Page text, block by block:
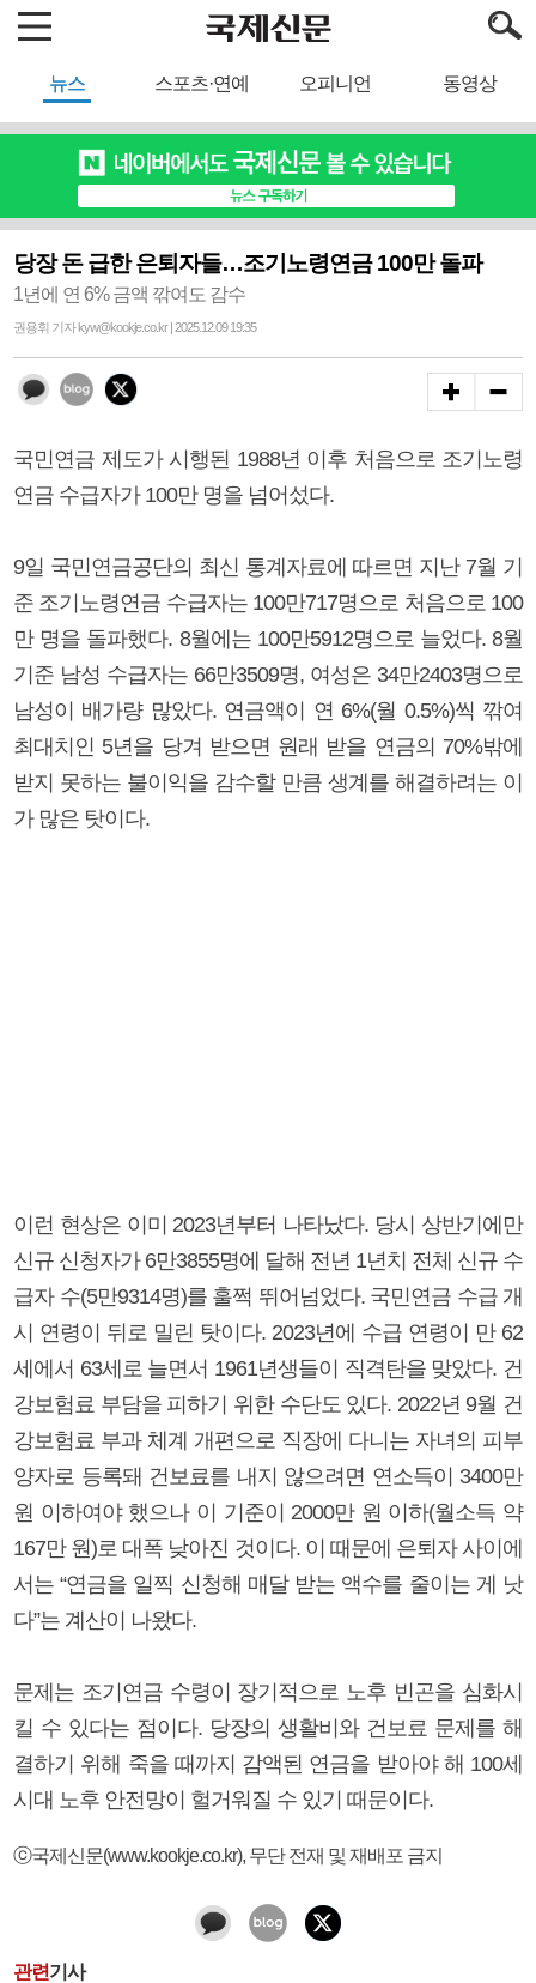
뉴스 스포츠·연예 오피니언 동영상
당장 돈 급한 은퇴자들…조기노령연금 100만 돌파
1년에 연 6% 금액 깎여도 감수
권용휘 기자 kyw@kookje.co.kr | 2025.12.09 19:35
국민연금 제도가 시행된 1988년 이후 처음으로 조기노령
연금 수급자가 100만 명을 넘어섰다.
9일 국민연금공단의 최신 통계자료에 따르면 지난 7월 기
준 조기노령연금 수급자는 100만717명으로 처음으로 100
만 명을 돌파했다. 8월에는 100만5912명으로 늘었다. 8월
기준 남성 수급자는 66만3509명, 여성은 34만2403명으로
남성이 배가량 많았다. 연금액이 연 6%(월 0.5%)씩 깎여
최대치인 5년을 당겨 받으면 원래 받을 연금의 70%밖에
받지 못하는 불이익을 감수할 만큼 생계를 해결하려는 이
가 많은 탓이다.
이런 현상은 이미 2023년부터 나타났다. 당시 상반기에만
신규 신청자가 6만3855명에 달해 전년 1년치 전체 신규 수
급자 수(5만9314명)를 훌쩍 뛰어넘었다. 국민연금 수급 개
시 연령이 뒤로 밀린 탓이다. 2023년에 수급 연령이 만 62
세에서 63세로 늘면서 1961년생들이 직격탄을 맞았다. 건
강보험료 부담을 피하기 위한 수단도 있다. 2022년 9월 건
강보험료 부과 체계 개편으로 직장에 다니는 자녀의 피부
양자로 등록돼 건보료를 내지 않으려면 연소득이 3400만
원 이하여야 했으나 이 기준이 2000만 원 이하(월소득 약
167만 원)로 대폭 낮아진 것이다. 이 때문에 은퇴자 사이에
서는 “연금을 일찍 신청해 매달 받는 액수를 줄이는 게 낫
다”는 계산이 나왔다.
문제는 조기연금 수령이 장기적으로 노후 빈곤을 심화시
킬 수 있다는 점이다. 당장의 생활비와 건보료 문제를 해
결하기 위해 죽을 때까지 감액된 연금을 받아야 해 100세
시대 노후 안전망이 헐거워질 수 있기 때문이다.
ⓒ국제신문(www.kookje.co.kr), 무단 전재 및 재배포 금지
관련기사